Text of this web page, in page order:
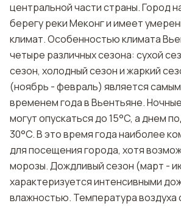
центральной части страны. Город
берегу реки Меконг и имеет
климат. Особенностью климата
четыре различных сезона: сухой
сезон, холодный сезон и жаркий
(ноябрь - февраль) является
временем года в Вьентьяне.
могут опускаться до 15°C, а днем
30°C. В это время года наиболее
для посещения города, хотя
морозы. Дождливый сезон (март -
характеризуется интенсивными
влажностью. Температура воздуха